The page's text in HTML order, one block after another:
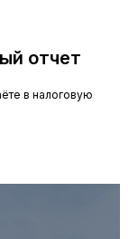
отчет
в налоговую